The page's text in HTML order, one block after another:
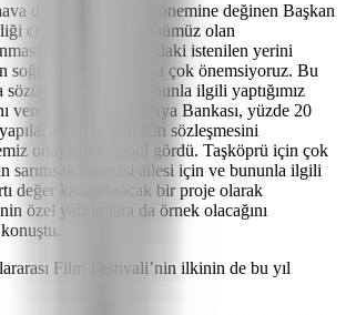
deposu projesinin önemine değinen Başkan
coğrafi işaretli ürünümüz olan
açısından, pazardaki istenilen yerini
soğuk hava deposunu çok önemsiyoruz. Bu
sözümüz vardı ve bununla ilgili yaptığımız
verdi. Yüzde 80 Dünya Bankası, yüzde 20
bu projemizin sözleşmesini
onaylandı, kabul gördü. Taşköprü için çok
sarımsak üreticisi ailesi için ve bununla ilgili
değer kazandıracak bir proje olarak
özel yatırımlara da örnek olacağını
Film Festivali’nin ilkinin de bu yıl